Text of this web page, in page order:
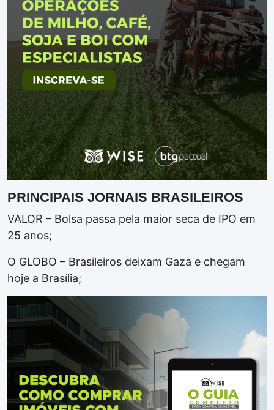
PRINCIPAIS JORNAIS BRASILEIROS
VALOR – Bolsa passa pela maior seca de IPO em
25 anos;
O GLOBO – Brasileiros deixam Gaza e chegam
hoje a Brasília;